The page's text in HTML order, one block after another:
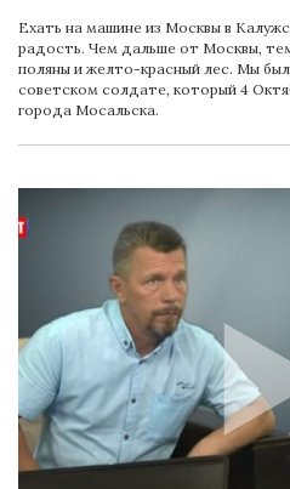
Ехать на машине из Москвы в
радость. Чем дальше от Москвы,
поляны и желто-красный лес. Мы
советском солдате, который 4
города Мосальска.